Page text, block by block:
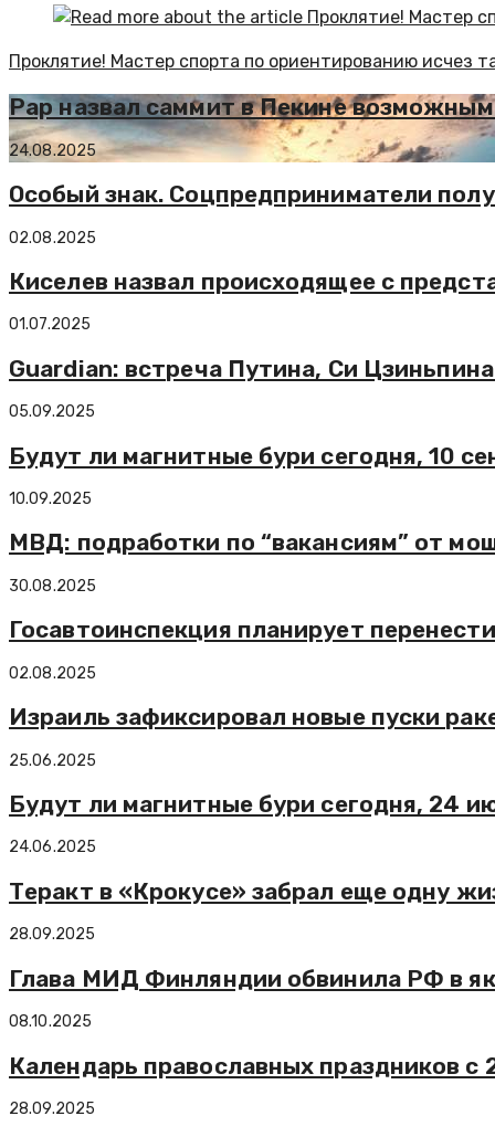
Проклятие! Мастер спорта по ориентированию исчез
Рар назвал саммит в Пекине
24.08.2025
Особый знак. Соцпредприниматели
02.08.2025
Киселев назвал происходящее с
01.07.2025
Guardian: встреча Путина, Си
05.09.2025
Будут ли магнитные бури сегодня, 10
10.09.2025
МВД: подработки по “вакансиям” от
30.08.2025
Госавтоинспекция планирует
02.08.2025
Израиль зафиксировал новые пуски
25.06.2025
Будут ли магнитные бури сегодня, 24
24.06.2025
Теракт в «Крокусе» забрал еще одну
28.09.2025
Глава МИД Финляндии обвинила РФ в
08.10.2025
Календарь православных праздников с
28.09.2025